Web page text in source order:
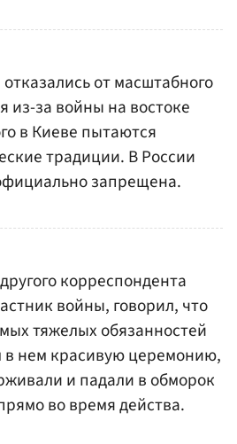
от масштабного
из-за войны на востоке
в Киеве пытаются
традиции. В России
запрещена.
корреспондента
войны, говорил, что
тяжелых обязанностей
нем красивую церемонию,
и падали в обморок
во время действа.